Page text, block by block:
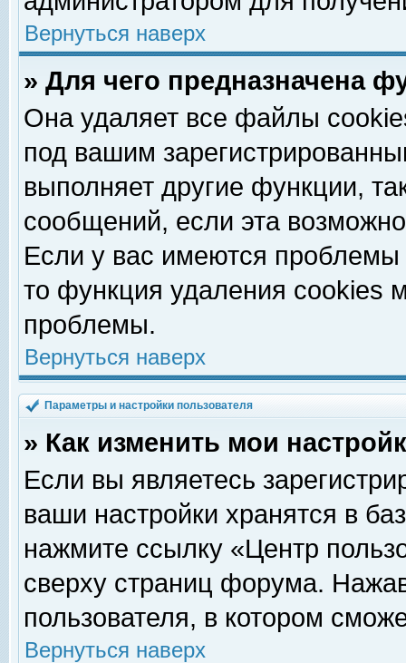
Вернуться наверх
» Для чего предназначена
Она удаляет все файлы
под вашим
выполняет другие функции,
сообщений, если эта
Если у вас имеются
то функция удаления cookies
проблемы.
Вернуться наверх
Параметры и настройки пользователя
» Как изменить мои
Если вы являетесь
ваши настройки хранятся в
нажмите ссылку «Центр
сверху страниц форума.
пользователя, в котором
Вернуться наверх